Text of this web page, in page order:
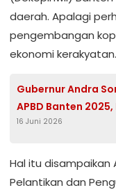
daerah. Apalagi
pengembangan
ekonomi kerakyatan.
Gubernur Andra
APBD Banten
Belanja Terealisasi
16 Juni 2026
Hal itu disampaikan
Pelantikan dan